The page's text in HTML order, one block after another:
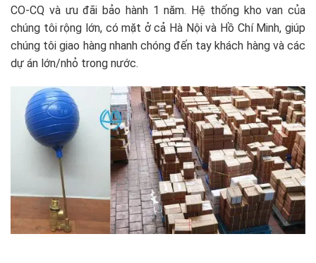
CO-CQ và ưu đãi bảo hành 1 năm. Hệ thống kho van của
chúng tôi rộng lớn, có mặt ở cả Hà Nội và Hồ Chí Minh, giúp
chúng tôi giao hàng nhanh chóng đến tay khách hàng và các
dự án lớn/nhỏ trong nước.